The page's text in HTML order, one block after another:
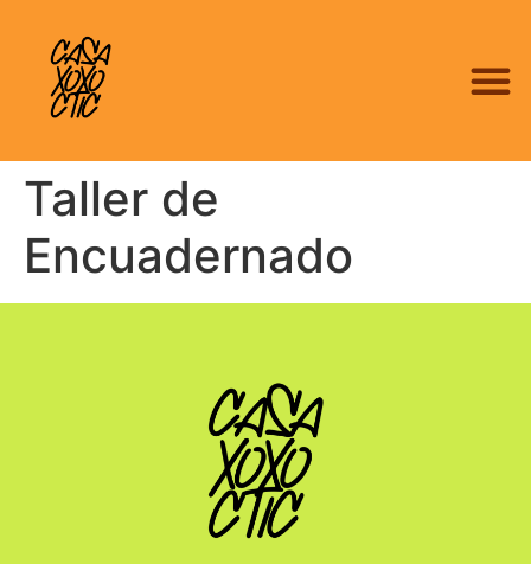
Taller de
Encuadernado